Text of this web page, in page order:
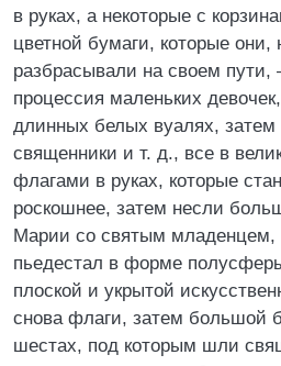
в руках, а некоторые с
цветной бумаги, которые они,
разбрасывали на своем пути,
процессия маленьких
длинных белых вуалях,
священники и т. д., все в
флагами в руках, которые
роскошнее, затем несли
Марии со святым младенцем,
пьедестал в форме
плоской и укрытой
снова флаги, затем большой
шестах, под которым шли